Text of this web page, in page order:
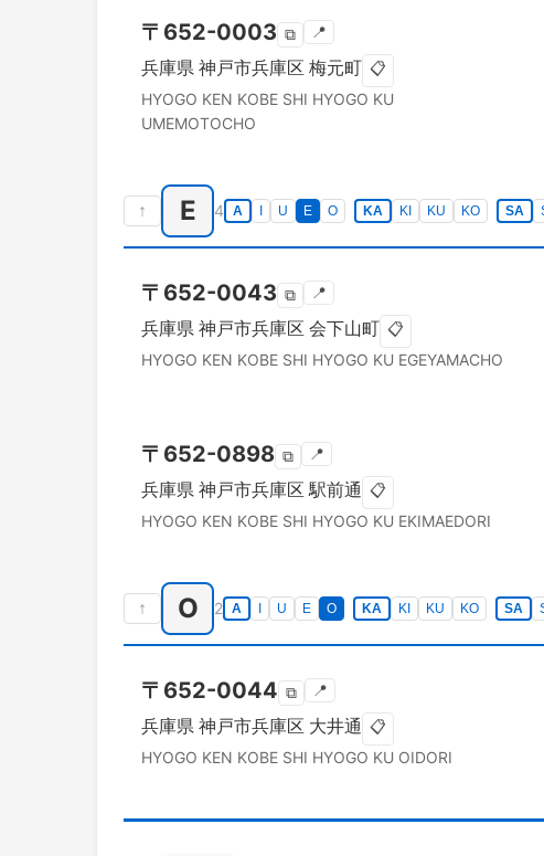
〒 652-0003 ⧉ 📍
兵庫県 神戸市兵庫区 梅元町 📋
HYOGO KEN KOBE SHI HYOGO KU
UMEMOTOCHO
↑ E 4 A U E O KA KI KU KO SA
〒 652-0043 ⧉ 📍
兵庫県 神戸市兵庫区 会下山町 📋
HYOGO KEN KOBE SHI HYOGO KU EGEYAMACHO
〒 652-0898 ⧉ 📍
兵庫県 神戸市兵庫区 駅前通 📋
HYOGO KEN KOBE SHI HYOGO KU EKIMAEDORI
↑ O 2 A U E O KA KI KU KO SA
〒 652-0044 ⧉ 📍
兵庫県 神戸市兵庫区 大井通 📋
HYOGO KEN KOBE SHI HYOGO KU OIDORI